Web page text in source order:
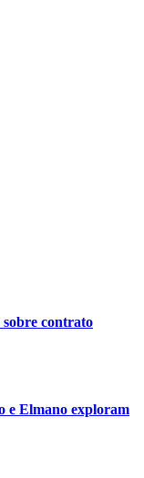
sobre contrato
Elmano exploram